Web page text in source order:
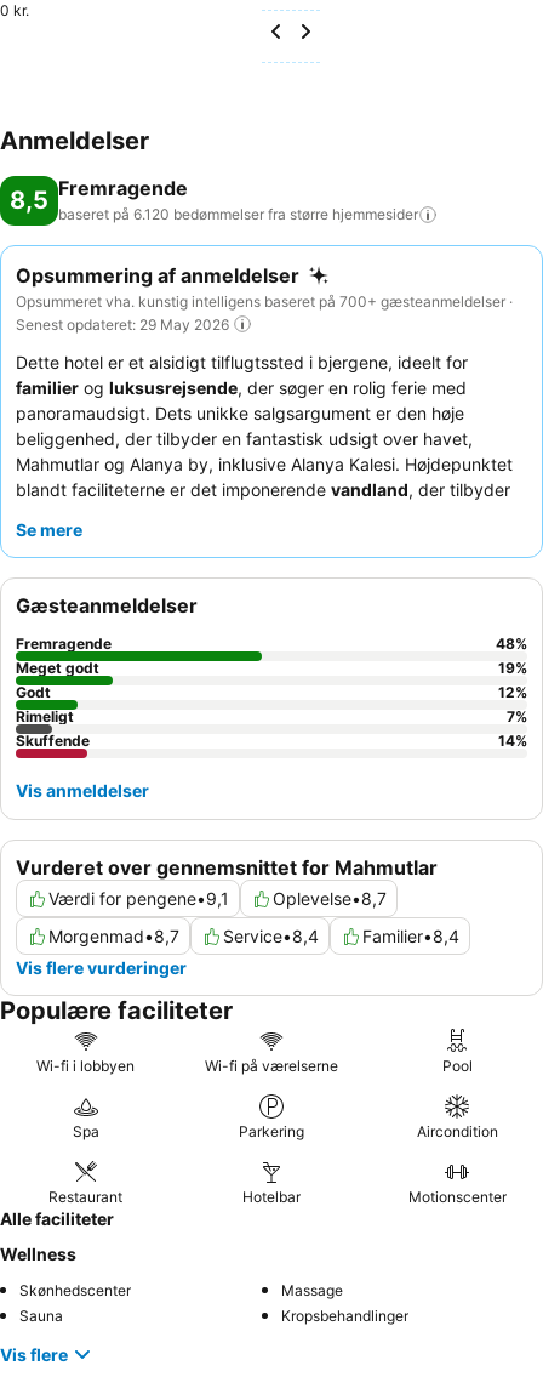
0 kr.
Anmeldelser
8,5 Fremragende
baseret på 6.120 bedømmelser fra større hjemmesider
Opsummering af anmeldelser
Opsummeret vha. kunstig intelligens baseret på 700+ gæsteanmeldelser ·
Senest opdateret: 29 May 2026
Dette hotel er et alsidigt tilflugtssted i bjergene, ideelt for
familier og luksusrejsende, der søger en rolig ferie med
panoramaudsigt. Dets unikke salgsargument er den høje
beliggenhed, der tilbyder en fantastisk udsigt over havet,
Mahmutlar og Alanya by, inklusive Alanya Kalesi. Højdepunktet
blandt faciliteterne er det imponerende vandland, der tilbyder
Gæsterne roser konsekvent det
grund af dets rummelighed og egnethed til større grupper.
Se mere
Vurderet over gennemsnittet for Mahmutlar
Værdi for pengene•9,1 Oplevelse•8,7
Morgenmad•8,7 Service•8,4 Familier•8,4
Vis flere vurderinger
Gæsteanmeldelser
Fremragende 48%
Meget godt
19%
Godt
12%
Rimeligt
7%
Skuffende
14%
Vis anmeldelser
Populære faciliteter
Wi-fi i lobbyen Wi-fi på værelserne Pool
Spa Parkering Aircondition
Restaurant Hotelbar Motionscenter
Alle faciliteter
Wellness
Skønhedscenter
Massage
Sauna
Kropsbehandlinger
Vis flere